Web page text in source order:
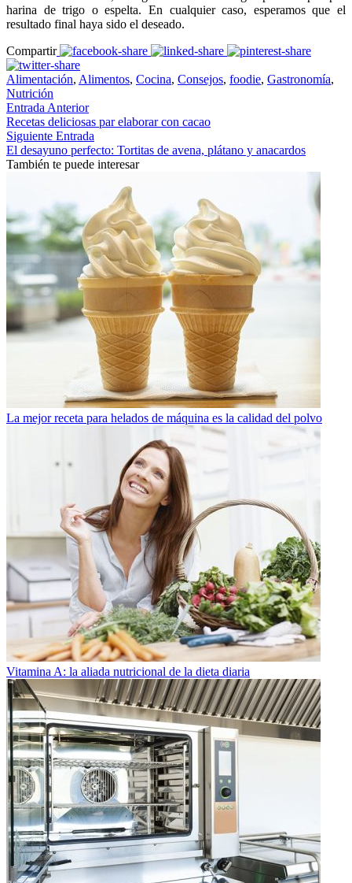
harina de trigo o espelta. En cualquier caso, esperamos que el
resultado final haya sido el deseado.
Compartir
Alimentación, Alimentos, Cocina, Consejos, foodie, Gastronomía,
Nutrición
Entrada Anterior
Recetas deliciosas par elaborar con cacao
Siguiente Entrada
El desayuno perfecto: Tortitas de avena, plátano y anacardos
También te puede interesar
La mejor receta para helados de máquina es la calidad del polvo
Vitamina A: la aliada nutricional de la dieta diaria